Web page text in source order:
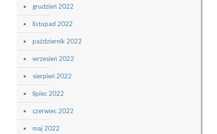
grudzień 2022
listopad 2022
październik 2022
wrzesień 2022
sierpień 2022
lipiec 2022
czerwiec 2022
maj 2022